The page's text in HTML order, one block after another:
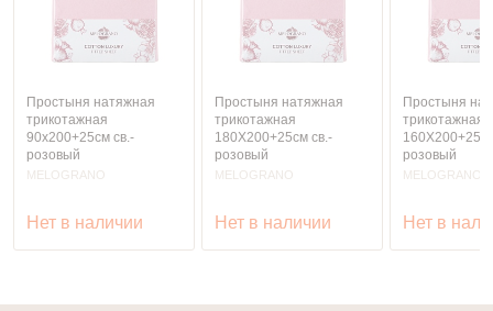
Простыня натяжная
трикотажная
90x200+25см св.-
розовый
MELOGRANO
Нет в наличии
Простыня натяжная
трикотажная
180X200+25см св.-
розовый
MELOGRANO
Нет в наличии
Простыня
трикотажная
розовый
MELOGRANO
Нет в